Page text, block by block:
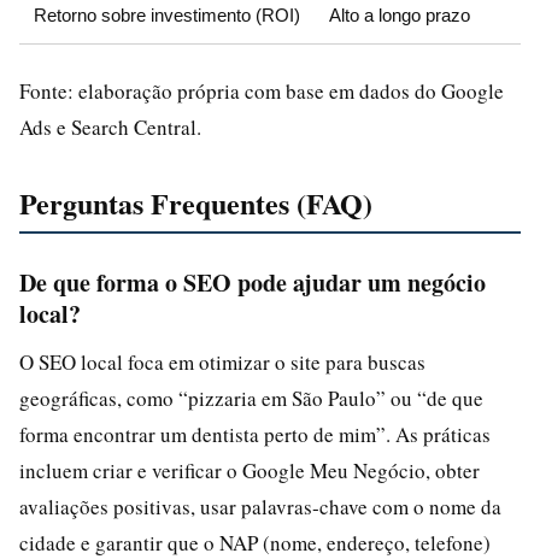
Retorno sobre investimento (ROI) Alto a longo prazo
Fonte: elaboração própria com base em dados do Google
Ads e Search Central.
Perguntas Frequentes (FAQ)
De que forma o SEO pode ajudar um negócio
local?
O SEO local foca em otimizar o site para buscas
geográficas, como “pizzaria em São Paulo” ou “de que
forma encontrar um dentista perto de mim”. As práticas
incluem criar e verificar o Google Meu Negócio, obter
avaliações positivas, usar palavras‑chave com o nome da
cidade e garantir que o NAP (nome, endereço, telefone)